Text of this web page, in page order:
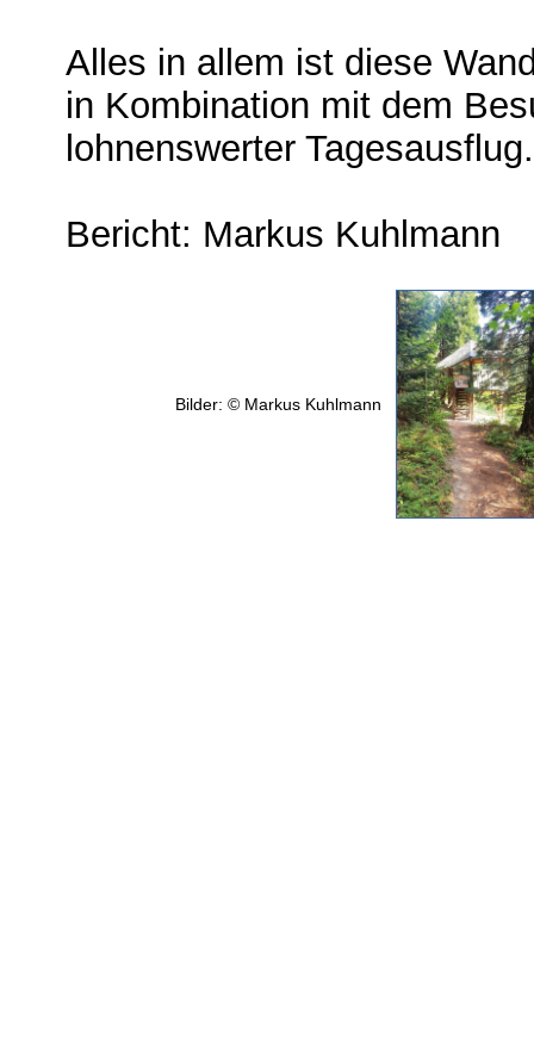
Alles in allem ist diese
in Kombination mit dem
lohnenswerter Tagesausflug.
Bericht: Markus Kuhlmann
Bilder: © Markus Kuhlmann